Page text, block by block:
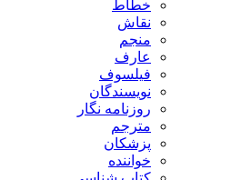
خطاط
نقاش
منجم
عارف
فیلسوف
نویسندگان
روزنامه نگار
مترجم
پزشکان
خواننده